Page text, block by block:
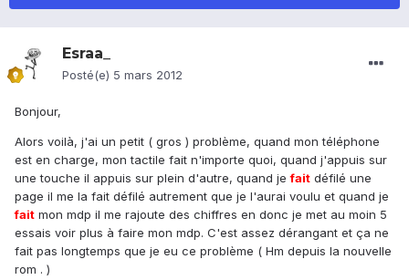
Esraa_
Posté(e) 5 mars 2012
Bonjour,
Alors voilà, j'ai un petit ( gros ) problème, quand mon téléphone
est en charge, mon tactile fait n'importe quoi, quand j'appuis sur
une touche il appuis sur plein d'autre, quand jefait défilé une
page il me la fait défilé autrement que je l'aurai voulu et quand je
fait mon mdp il me rajoute des chiffres en donc je met au moin 5
essais voir plus à faire mon mdp. C'est assez dérangant et ça ne
fait pas longtemps que je eu ce problème ( Hm depuis la nouvelle
rom . )